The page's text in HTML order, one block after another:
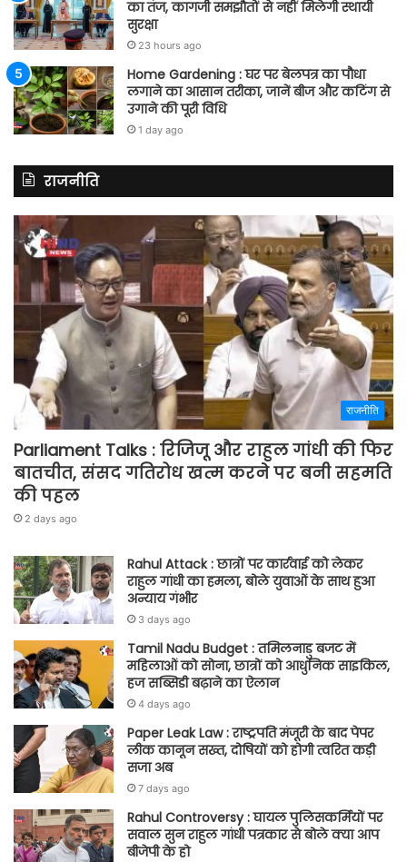
का तंज, कागजी समझौतों से नहीं मिलेगी स्थायी
सुरक्षा
23 hours ago
Home Gardening : घर पर बेलपत्र का पौधा
लगाने का आसान तरीका, जानें बीज और कटिंग से
उगाने की पूरी विधि
1 day ago
राजनीति
राजनीति
Parliament Talks : रिजिजू और राहुल गांधी की फिर
बातचीत, संसद गतिरोध खत्म करने पर बनी सहमति
की पहल
2 days ago
Rahul Attack : छात्रों पर कार्रवाई को लेकर
राहुल गांधी का हमला, बोले युवाओं के साथ हुआ
अन्याय गंभीर
3 days ago
Tamil Nadu Budget : तमिलनाडु बजट में
महिलाओं को सोना, छात्रों को आधुनिक साइकिल,
हज सब्सिडी बढ़ाने का ऐलान
4 days ago
Paper Leak Law : राष्ट्रपति मंजूरी के बाद पेपर
लीक कानून सख्त, दोषियों को होगी त्वरित कड़ी
सजा अब
7 days ago
Rahul Controversy : घायल पुलिसकर्मियों पर
सवाल सुन राहुल गांधी पत्रकार से बोले क्या आप
बीजेपी के हो